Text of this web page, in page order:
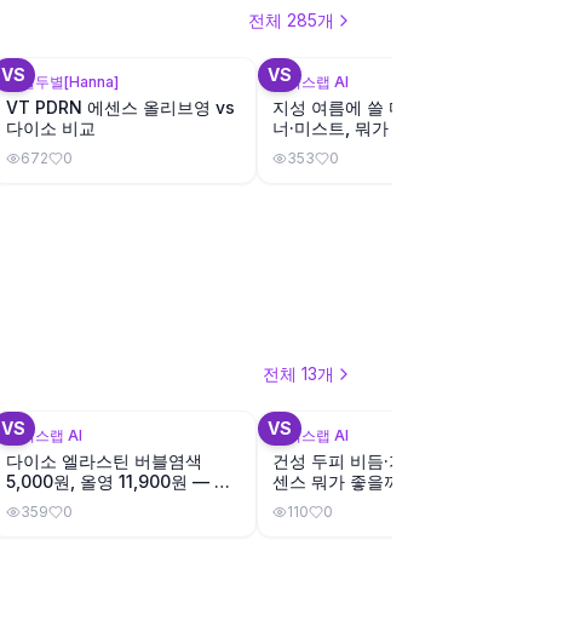
전체 285개
VS
한별두별[Hanna]
VT PDRN 에센스 올리브영 vs
다이소 비교
672 0
VS
뷰틱스랩 AI
지성 여름에 쓸 다이소 수분 토
너·미스트, 뭐가 가장 가볍고 산
뜻할까?
353 0
전체 13개
VS
뷰틱스랩 AI
다이소 엘라스틴 버블염색
5,000원, 올영 11,900원 — 성
분 차이가 있을까?
359 0
VS
뷰틱스랩 AI
건성 두피 비듬·가려움, 두피 에
센스 뭐가 좋을까?
110 0